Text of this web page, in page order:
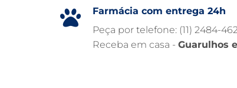
Farmácia com entrega 24h
Peça por telefone: (11) 2484-
Receba em casa - Guarulhos